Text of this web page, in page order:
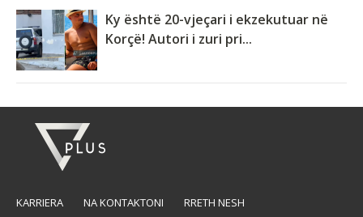
Ky është 20-vjeçari i ekzekutuar në
Korçë! Autori i zuri pri...
KARRIERA NA KONTAKTONI RRETH NESH